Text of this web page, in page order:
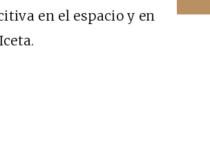
en el espacio y en